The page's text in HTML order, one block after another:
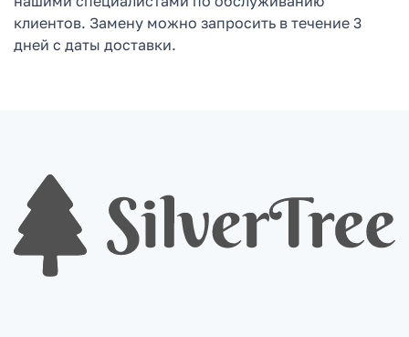
клиентов. Замену можно запросить в течение 3
дней с даты доставки.